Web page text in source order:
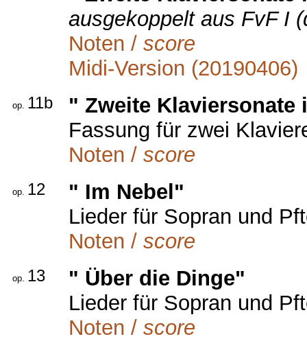
ausgekoppelt aus FvF I
Noten / score
Midi-Version (20190406)
op. 11b
" Zweite
Fassung für zwei
Noten / score
op. 12
" Im Nebel"
Lieder für Sopran und
Noten / score
op. 13
" Über die Dinge"
Lieder für Sopran und
Noten / score